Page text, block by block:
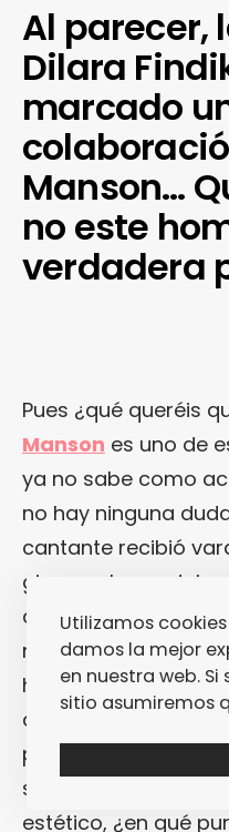
Al parecer,
Dilara
marcado
Manson…
no este
verdadera
Pues ¿qué queréis
Manson es uno de
ya no sabe como
no hay ninguna
cantante recibió
gira que le quedaba
que parecía no
mínimamente
hombre se le
que con
,
pero que siguen
solventes sobre el
estético, ¿en qué
Utilizamos
damos la mejor
en nuestra web.
sitio asumiremos